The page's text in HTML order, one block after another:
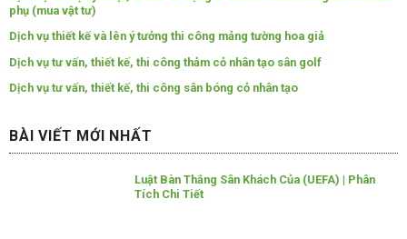
phụ (mua vật tư)
Dịch vụ thiết kế và lên ý tưởng thi công mảng tường hoa giả
Dịch vụ tư vấn, thiết kế, thi công thảm cỏ nhân tạo sân golf
Dịch vụ tư vấn, thiết kế, thi công sân bóng cỏ nhân tạo
BÀI VIẾT MỚI NHẤT
Luật Bàn Thắng Sân Khách Của (UEFA) | Phân
Tích Chi Tiết